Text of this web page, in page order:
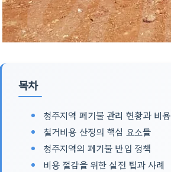
목차
청주지역 폐기물 관리 현황과 비용
철거비용 산정의 핵심 요소들
청주지역의 폐기물 반입 정책
비용 절감을 위한 실전 팁과 사례